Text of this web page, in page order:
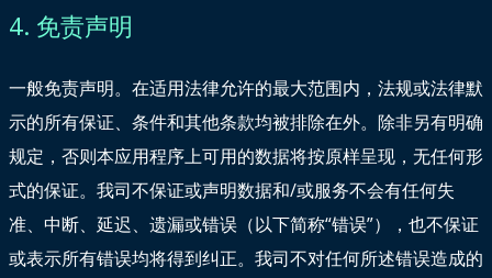
4. 免责声明
一般免责声明。在适用法律允许的最大范围内，法规或法律默
示的所有保证、条件和其他条款均被排除在外。除非另有明确
规定，否则本应用程序上可用的数据将按原样呈现，无任何形
式的保证。我司不保证或声明数据和/或服务不会有任何失
准、中断、延迟、遗漏或错误（以下简称“错误”），也不保证
或表示所有错误均将得到纠正。我司不对任何所述错误造成的